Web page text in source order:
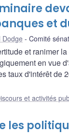
et
Dodge Comité
et ranimer
en vue
taux d'intérêt de
et activités
les